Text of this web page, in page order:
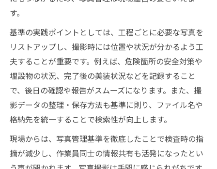
す。
基準の実践ポイントとしては、工程ごとに必要な写真を
リストアップし、撮影時には位置や状況が分かるよう工
夫することが重要です。例えば、危険箇所の安全対策や
埋設物の状況、完了後の美装状況などを記録すること
で、後日の確認や報告がスムーズになります。また、撮
影データの整理・保存方法も基準に則り、ファイル名や
格納先を統一することで検索性が向上します。
現場からは、写真管理基準を徹底したことで検査時の指
摘が減少し、作業員同士の情報共有も活発になったとい